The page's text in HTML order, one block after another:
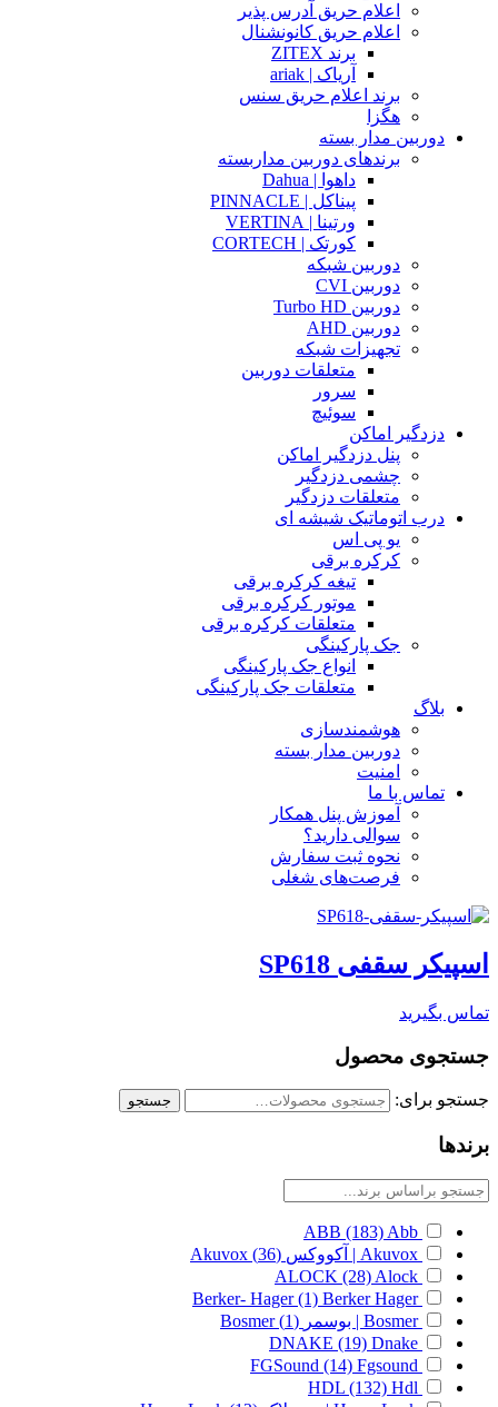
اعلام حریق آدرس پذیر
اعلام حریق کانونشنال
برند ZITEX
آریاک | ariak
برند اعلام حریق سنس
هگزا
دوربین مدار بسته
برندهای دوربین مداربسته
داهوا | Dahua
پیناکل | PINNACLE
ورتینا | VERTINA
کورتک | CORTECH
دوربین شبکه
دوربین CVI
دوربین Turbo HD
دوربین AHD
تجهیزات شبکه
متعلقات دوربین
سرور
سوئیچ
دزدگیر اماکن
پنل دزدگیر اماکن
چشمی دزدگیر
متعلقات دزدگیر
درب اتوماتیک شیشه ای
یو پی اس
کرکره برقی
تیغه کرکره برقی
موتور کرکره برقی
متعلقات کرکره برقی
جک پارکینگی
انواع جک پارکینگی
متعلقات جک پارکینگی
بلاگ
هوشمندسازی
دوربین مدار بسته
امنیت
تماس با ما
آموزش پنل همکار
سوالی دارید؟
نحوه ثبت سفارش
فرصت‌های شغلی
اسپیکر سقفی SP618
تماس بگیرید
جستجوی محصول
جستجو برای: جستجو
برندها
ABB (183) Abb
Akuvox | آکووکس
(36)
Akuvox
ALOCK (28) Alock
Berker- Hager (1) Berker Hager
Bosmer | بوسمر
(1)
Bosmer
DNAKE (19) Dnake
FGSound (14) Fgsound
HDL (132) Hdl